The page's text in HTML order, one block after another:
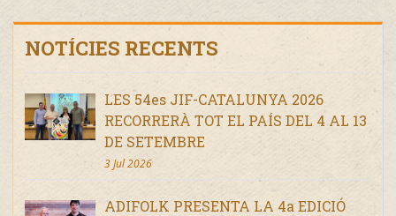
NOTÍCIES RECENTS
LES 54es JIF-CATALUNYA 2026
RECORRERÀ TOT EL PAÍS DEL 4 AL 13
DE SETEMBRE
3 Jul 2026
ADIFOLK PRESENTA LA 4a EDICIÓ